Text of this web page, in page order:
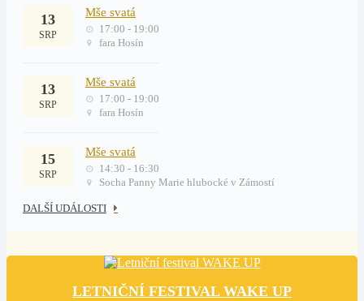
13
SRP
Mše svatá
17:00 - 19:00
fara Hosín
13
SRP
Mše svatá
17:00 - 19:00
fara Hosín
15
SRP
Mše svatá
14:30 - 16:30
Socha Panny Marie hlubocké v Zámostí
DALŠÍ UDÁLOSTI
LETNIČNÍ FESTIVAL WAKE UP